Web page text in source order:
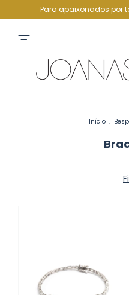
Para apaixonados por
Início .